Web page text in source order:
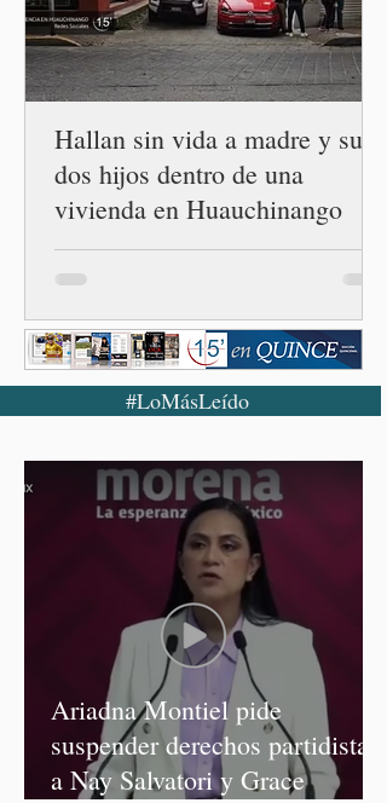
Hallan sin vida a madre y sus
dos hijos dentro de una
vivienda en Huauchinango
#LoMásLeído
Ariadna Montiel pide
suspender derechos partidistas
a Nay Salvatori y Grace